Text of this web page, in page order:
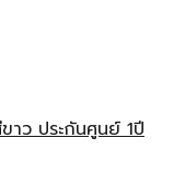
ว ประกันศูนย์ 1ปี